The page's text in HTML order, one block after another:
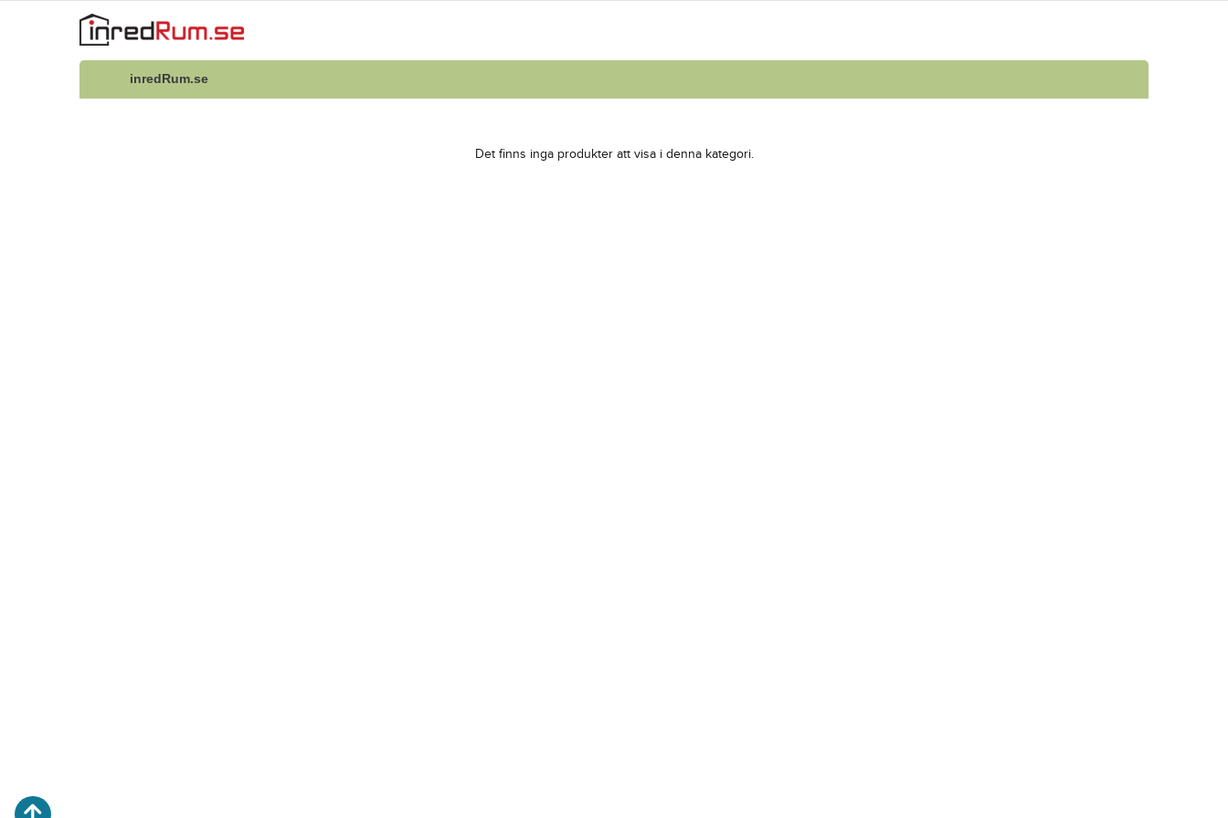
inredRum.se
Det finns inga produkter att visa i denna kategori.